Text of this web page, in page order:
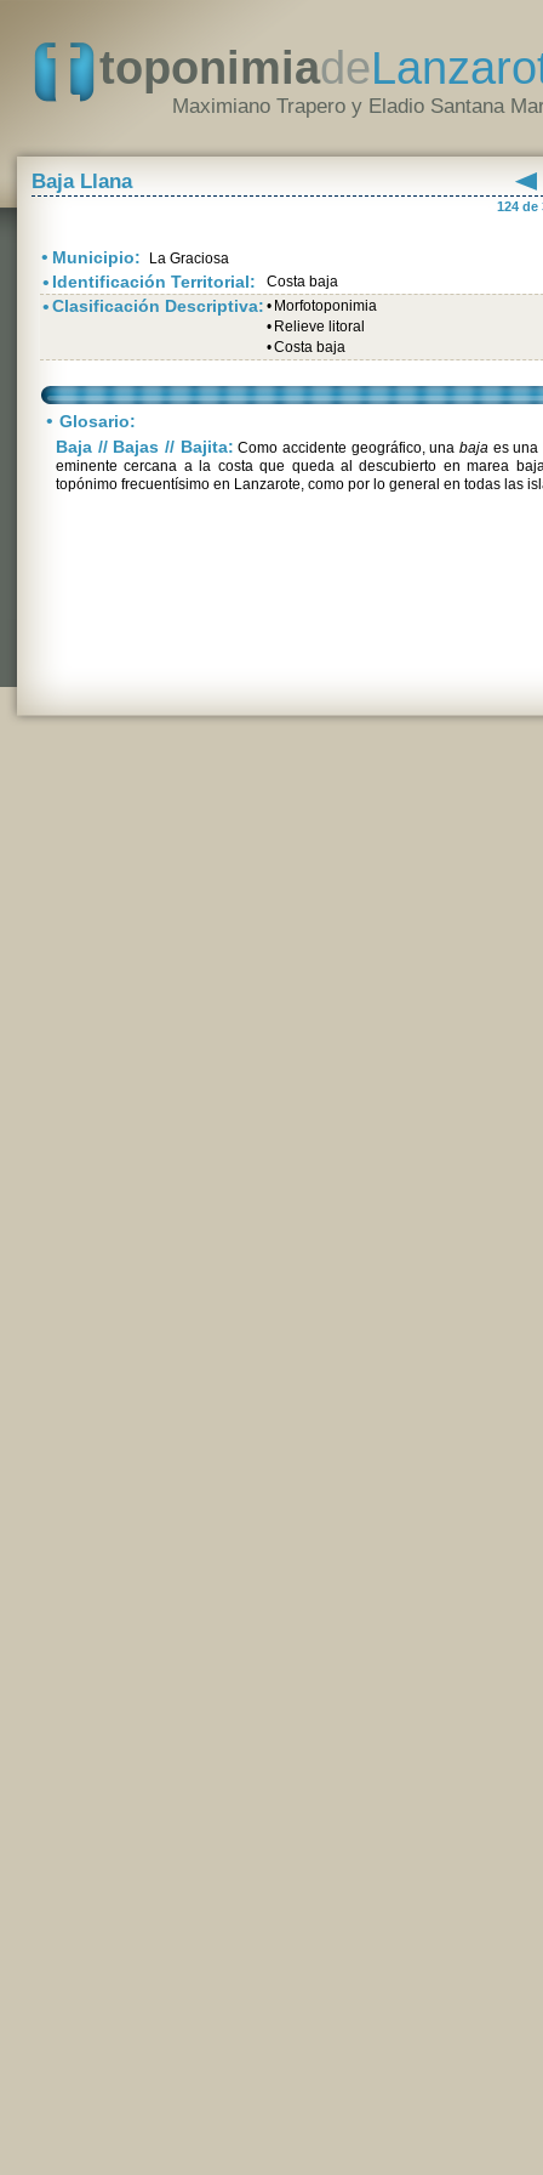
toponimiade
Maximiano Trapero y Eladio Santana
Baja Llana
124 de
• Municipio: La Graciosa
• Identificación Territorial: Costa baja
•Clasificación Descriptiva: • Morfotoponimia
• Relieve litoral
•Costa baja
• Glosario:
Baja // Bajas // Bajita: Como accidente geográfico, unabaja es una
eminente cercana a la costa que queda al descubierto en marea
topónimo frecuentísimo en Lanzarote, como por lo general en todas las